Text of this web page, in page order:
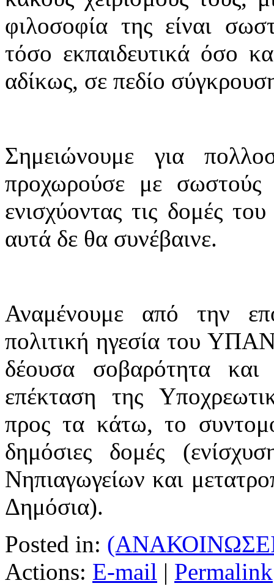
φιλοσοφία της είναι
τόσο εκπαιδευτικά όσο
αδίκως, σε πεδίο
Σημειώνουμε για
προχωρούσε με σωστούς
ενισχύοντας τις δομές
αυτά δε θα συνέβαινε.
Αναμένουμε από την
πολιτική ηγεσία του
δέουσα σοβαρότητα
επέκταση της
προς τα κάτω, το
δημόσιες δομές
Νηπιαγωγείων και
Δημόσια).
Posted in:
Actions: E-mail | Permalink